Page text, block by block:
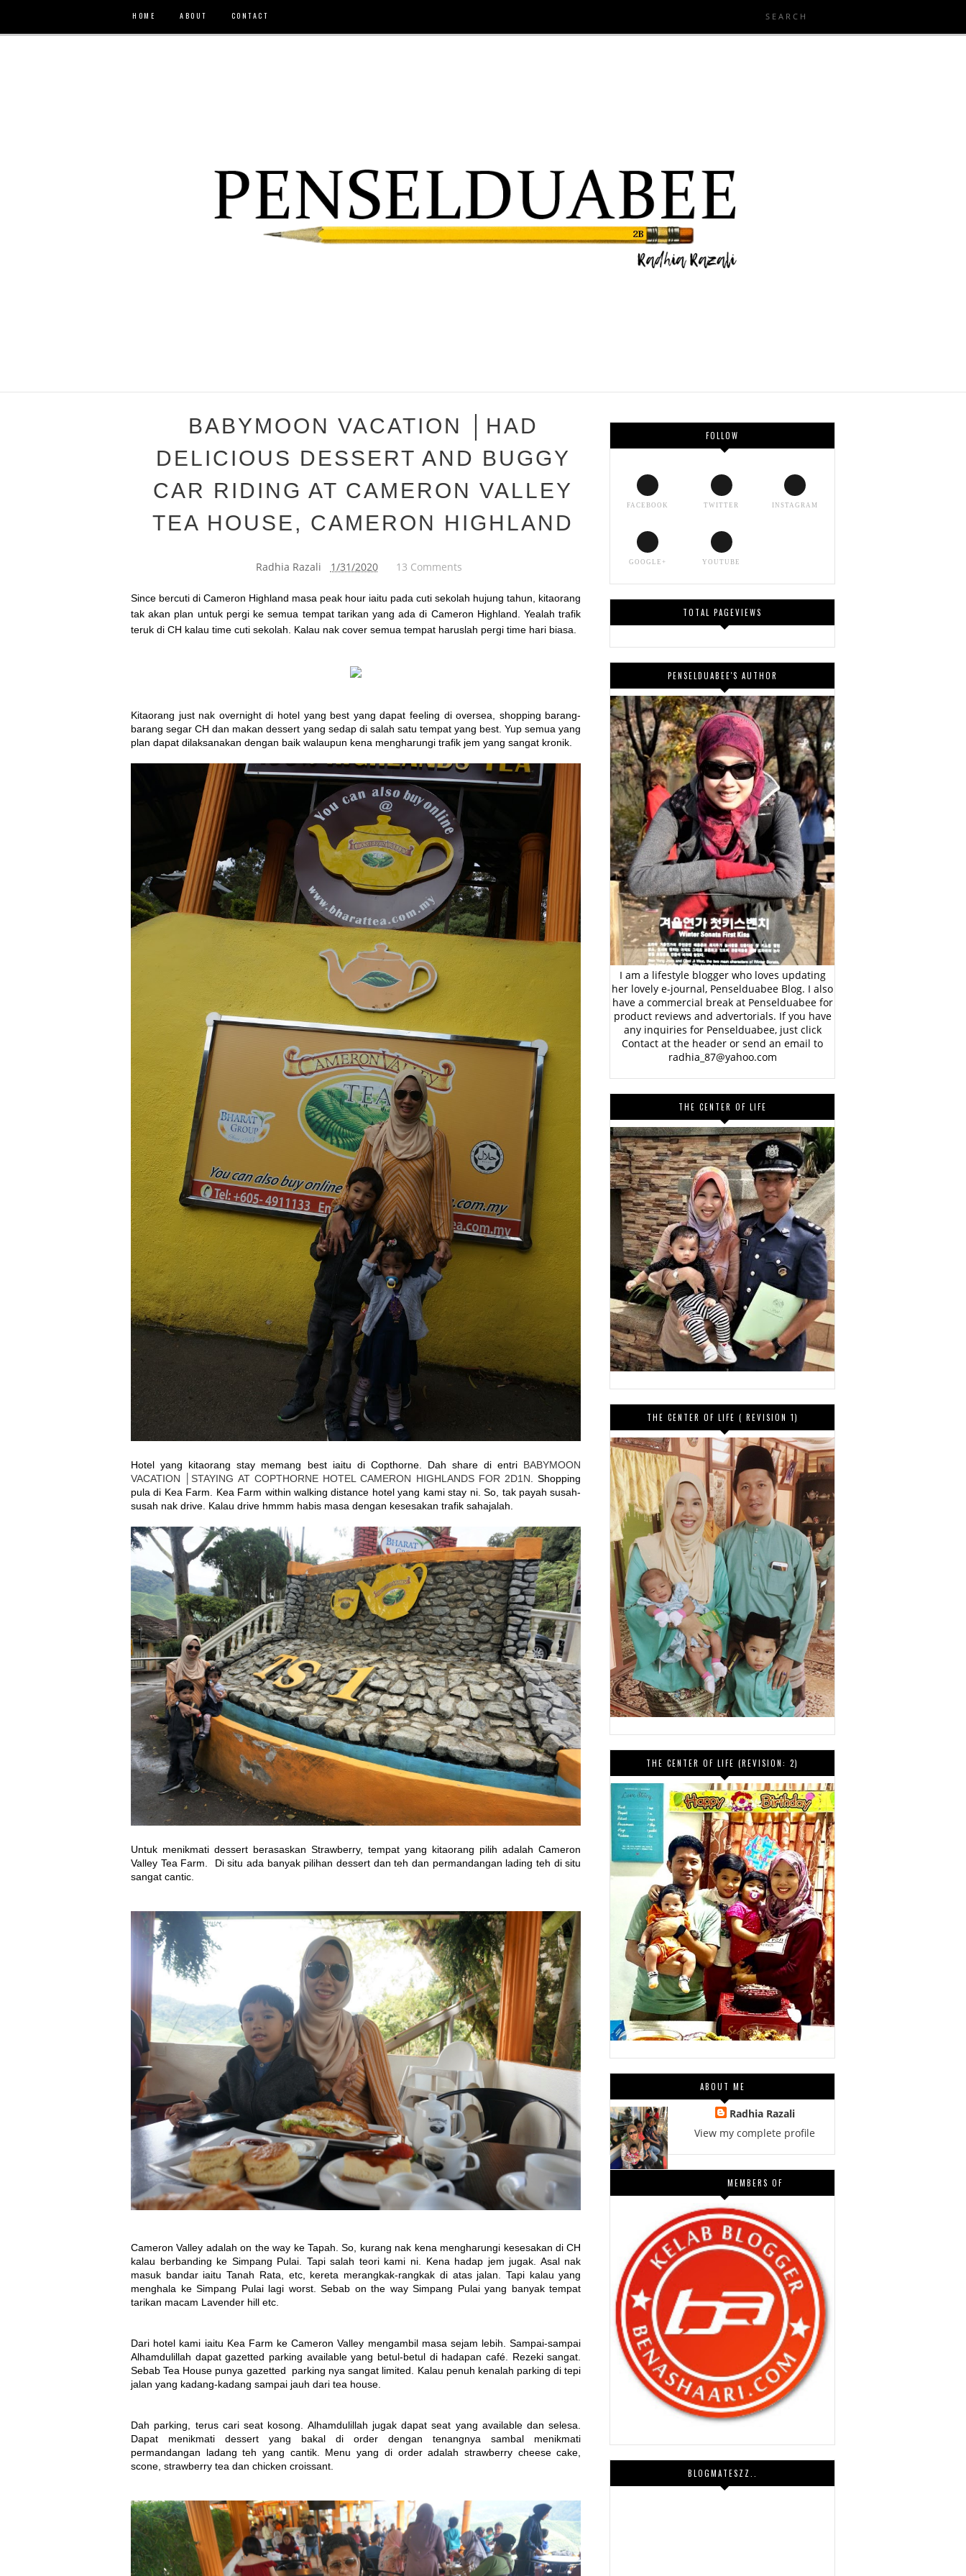
HOME ABOUT CONTACT
BABYMOON VACATION │HAD
DELICIOUS DESSERT AND BUGGY
CAR RIDING AT CAMERON VALLEY
TEA HOUSE, CAMERON HIGHLAND
Radhia Razali 1/31/2020 13 Comments
Since bercuti di Cameron Highland masa peak hour iaitu pada cuti sekolah hujung tahun, kitaorang
tak akan plan untuk pergi ke semua tempat tarikan yang ada di Cameron Highland. Yealah trafik
teruk di CH kalau time cuti sekolah. Kalau nak cover semua tempat haruslah pergi time hari biasa.
Kitaorang just nak overnight di hotel yang best yang dapat feeling di oversea, shopping barang-
barang segar CH dan makan dessert yang sedap di salah satu tempat yang best. Yup semua yang
plan dapat dilaksanakan dengan baik walaupun kena mengharungi trafik jem yang sangat kronik.
Hotel yang kitaorang stay memang best iaitu di Copthorne. Dah share di entri BABYMOON
VACATION │STAYING AT COPTHORNE HOTEL CAMERON HIGHLANDS FOR 2D1N . Shopping
pula di Kea Farm. Kea Farm within walking distance hotel yang kami stay ni. So, tak payah susah-
susah nak drive. Kalau drive hmmm habis masa dengan kesesakan trafik sahajalah.
Untuk menikmati dessert berasaskan Strawberry, tempat yang kitaorang pilih adalah Cameron
Valley Tea Farm.
Di situ ada banyak pilihan dessert dan teh dan permandangan lading teh di situ
sangat cantic.
Cameron Valley adalah on the way ke Tapah. So, kurang nak kena mengharungi kesesakan di CH
kalau berbanding ke Simpang Pulai. Tapi salah teori kami ni. Kena hadap jem jugak. Asal nak
masuk bandar iaitu Tanah Rata, etc, kereta merangkak-rangkak di atas jalan. Tapi kalau yang
menghala ke Simpang Pulai lagi worst. Sebab on the way Simpang Pulai yang banyak tempat
tarikan macam Lavender hill etc.
Dari hotel kami iaitu Kea Farm ke Cameron Valley mengambil masa sejam lebih. Sampai-sampai
Alhamdulillah dapat gazetted parking available yang betul-betul di hadapan café. Rezeki sangat.
Sebab Tea House punya gazetted
parking nya sangat limited. Kalau penuh kenalah parking di tepi
jalan yang kadang-kadang sampai jauh dari tea house.
Dah parking, terus cari seat kosong. Alhamdulillah jugak dapat seat yang available dan selesa.
Dapat menikmati dessert yang bakal di order dengan tenangnya sambal menikmati
permandangan ladang teh yang cantik. Menu yang di order adalah strawberry cheese cake,
scone, strawberry tea dan chicken croissant.
FOLLOW
FACEBOOK TWITTER INSTAGRAM
GOOGLE+ YOUTUBE
TOTAL PAGEVIEWS
PENSELDUABEE'S AUTHOR
I am a lifestyle blogger who loves updating
her lovely e-journal, Penselduabee Blog. I also
have a commercial break at Penselduabee for
product reviews and advertorials. If you have
any inquiries for Penselduabee, just click
Contact at the header or send an email to
radhia_87@yahoo.com
THE CENTER OF LIFE
THE CENTER OF LIFE ( REVISION 1)
THE CENTER OF LIFE (REVISION: 2)
ABOUT ME
Radhia Razali
View my complete profile
MEMBERS OF
BLOGMATESZZ..